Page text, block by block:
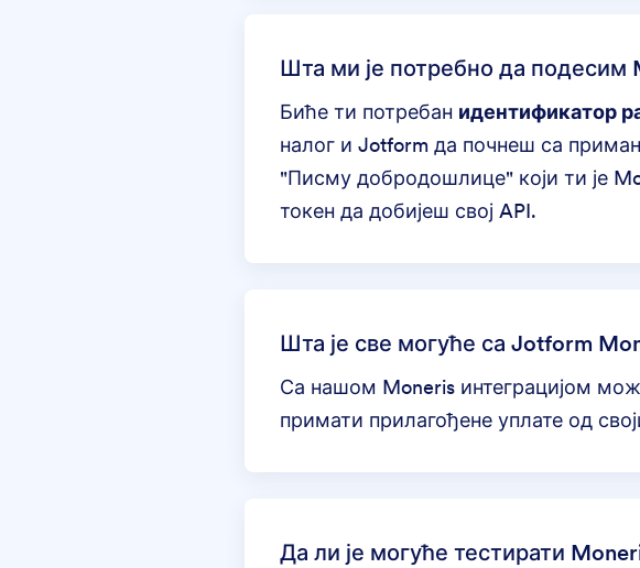
Шта ми је потребно да подесим
Биће ти потребан идентификатор
налог и Jotform да почнеш са
"Писму добродошлице" који ти је
токен да добијеш свој API.
Шта је све могуће са Jotform
Са нашом Moneris интеграцијом
примати прилагођене уплате од
Да ли је могуће тестирати